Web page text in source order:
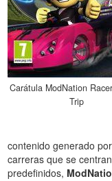
Carátula ModNation
Trip
contenido generado
carreras que se
predefinidos,